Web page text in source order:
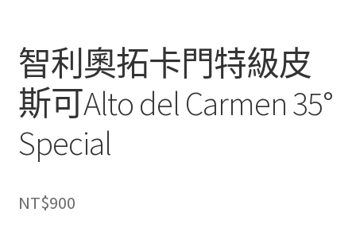
智利奧拓卡門特級皮
斯可Alto del Carmen 35°
Special
NT$900